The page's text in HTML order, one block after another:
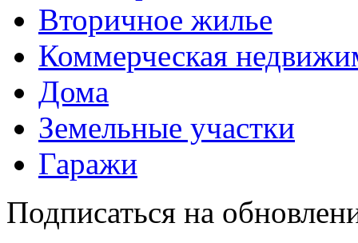
Вторичное жилье
Коммерческая
Дома
Земельные участки
Гаражи
Подписаться на